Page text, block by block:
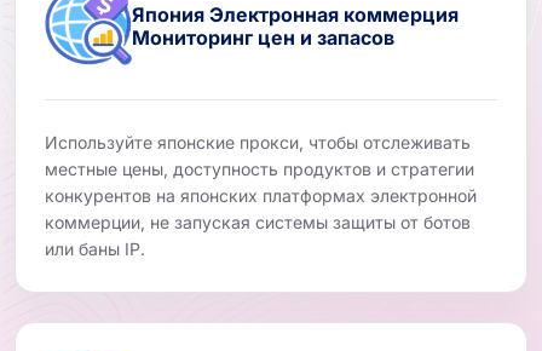
Япония Электронная коммерция
Мониторинг цен и запасов
Используйте японские прокси, чтобы отслеживать
местные цены, доступность продуктов и стратегии
конкурентов на японских платформах электронной
коммерции, не запуская системы защиты от ботов
или баны IP.